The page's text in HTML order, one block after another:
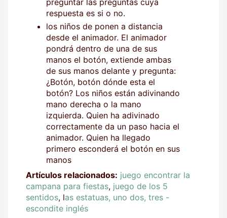
respuesta es si o no.
los niños de ponen a distancia
desde el animador. El animador
pondrá dentro de una de sus
manos el botón, extiende ambas
de sus manos delante y pregunta:
¿Botón, botón dónde esta el
botón? Los niños están adivinando
mano derecha o la mano
izquierda. Quien ha adivinado
correctamente da un paso hacia el
animador. Quien ha llegado
primero esconderá el botón en sus
manos
Artículos relacionados: juego encontrar la
campana para fiestas, juego de los 5
sentidos, las estatuas, uno dos, tres -
escondite inglés